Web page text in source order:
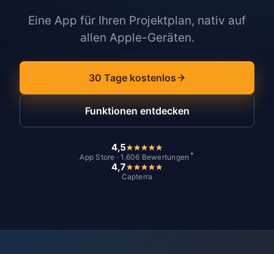
Eine App für Ihren Projektplan, nativ auf
allen Apple-Geräten.
30 Tage kostenlos
Funktionen entdecken
4,5
App Store · 1.606 Bewertungen *
4,7
Capterra